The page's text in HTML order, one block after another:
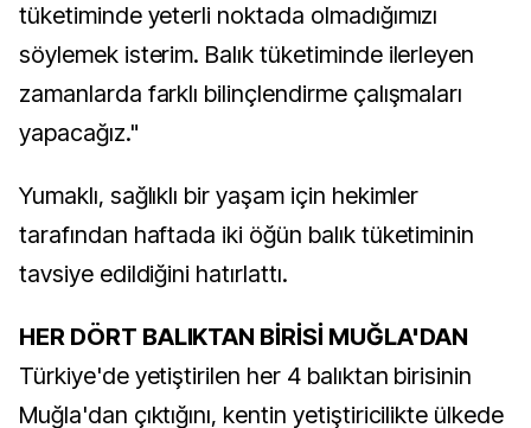
tüketiminde yeterli noktada olmadığımızı
söylemek isterim. Balık tüketiminde ilerleyen
zamanlarda farklı bilinçlendirme çalışmaları
yapacağız."
Yumaklı, sağlıklı bir yaşam için hekimler
tarafından haftada iki öğün balık tüketiminin
tavsiye edildiğini hatırlattı.
HER DÖRT BALIKTAN BİRİSİ MUĞLA'DAN
Türkiye'de yetiştirilen her 4 balıktan birisinin
Muğla'dan çıktığını, kentin yetiştiricilikte ülkede